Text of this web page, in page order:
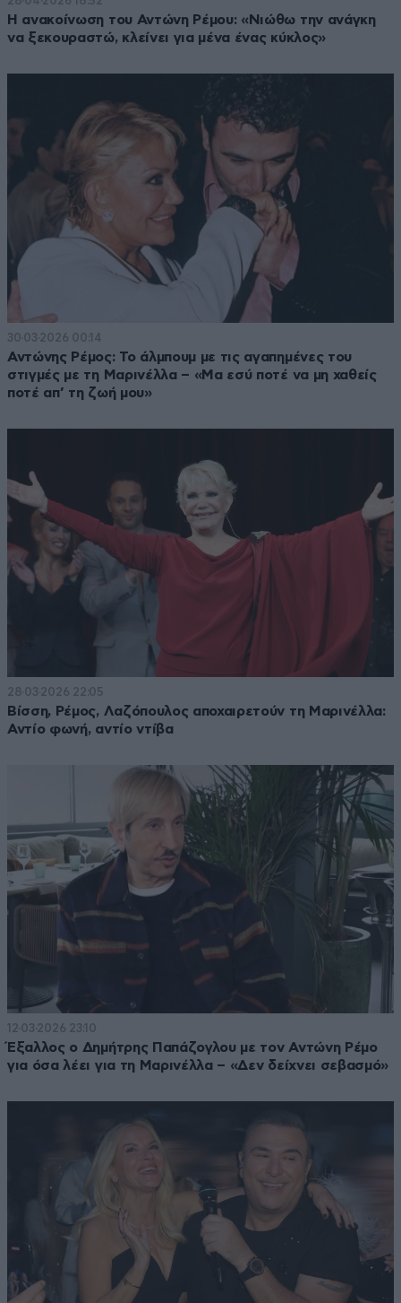
Η ανακοίνωση του Αντώνη Ρέμου: «Νιώθω την ανάγκη
να ξεκουραστώ, κλείνει για μένα ένας κύκλος»
30·03·2026 00:14
Αντώνης Ρέμος: Το άλμπουμ με τις αγαπημένες του
στιγμές με τη Μαρινέλλα – «Μα εσύ ποτέ να μη χαθείς
ποτέ απ’ τη ζωή μου»
28·03·2026 22:05
Βίσση, Ρέμος, Λαζόπουλος αποχαιρετούν τη Μαρινέλλα:
Αντίο φωνή, αντίο ντίβα
12·03·2026 23:10
Έξαλλος ο Δημήτρης Παπάζογλου με τον Αντώνη Ρέμο
για όσα λέει για τη Μαρινέλλα – «Δεν δείχνει σεβασμό»